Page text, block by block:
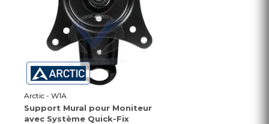
Arctic - W1A
Support Mural pour Moniteur
avec Système Quick-Fix